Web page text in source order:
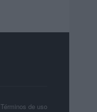
Términos de uso